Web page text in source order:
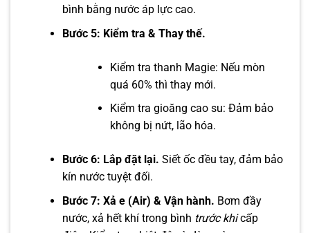
bình bằng nước áp lực cao.
Bước 5: Kiểm tra & Thay thế.
Kiểm tra thanh Magie: Nếu mòn
quá 60% thì thay mới.
Kiểm tra gioăng cao su: Đảm bảo
không bị nứt, lão hóa.
Bước 6: Lắp đặt lại. Siết ốc đều tay, đảm bảo
kín nước tuyệt đối.
Bước 7: Xả e (Air) & Vận hành. Bơm đầy
nước, xả hết khí trong bình trước khicấp